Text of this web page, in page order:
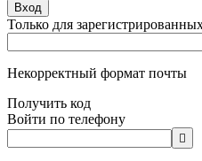
Вход
Только для
Некорректный формат почты
Получить код
Войти по телефону
